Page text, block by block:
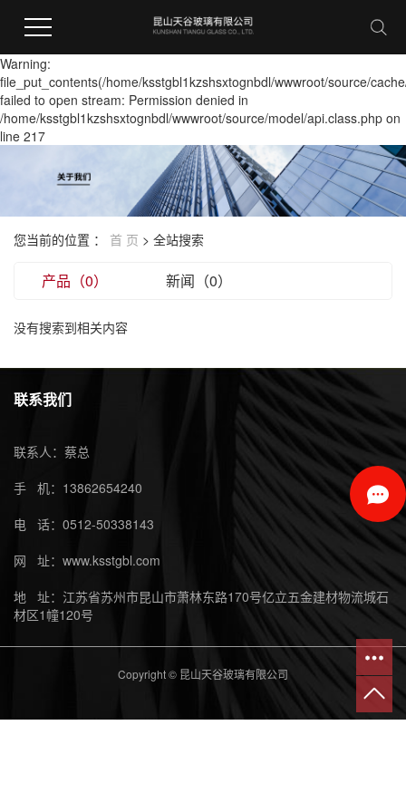
Warning:
file_put_contents(/home/ksstgbl1kzshsxtognbdl/wwwroot/source/
failed to open stream: Permission denied in
/home/ksstgbl1kzshsxtognbdl/wwwroot/source/model/api.class.php on
line 217
您当前的位置 ： 首 页 > 全站搜索
产品（0） 新闻（0）
没有搜索到相关内容
联系我们
联系人：蔡总
手 机：13862654240
电 话：0512-50338143
网 址：www.ksstgbl.com
地 址：江苏省苏州市昆山市萧林东路170号亿立五金建材物流城石
材区1幢120号
Copyright © 昆山天谷玻璃有限公司